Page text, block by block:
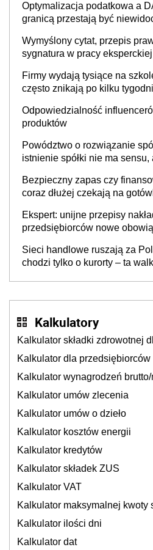
Optymalizacja podatkowa a
granicą przestają być
Wymyślony cytat, przepis
sygnatura w pracy
Firmy wydają tysiące na
często znikają po kilku
Odpowiedzialność
produktów
Powództwo o rozwiązanie
istnienie spółki nie ma
Bezpieczny zapas czy
coraz dłużej czekają na
Ekspert: unijne przepisy
przedsiębiorców nowe
Sieci handlowe ruszają za
chodzi tylko o kurorty – ta
Kalkulatory
Kalkulator składki zdrowotnej
Kalkulator dla przedsiębiorców
Kalkulator wynagrodzeń
Kalkulator umów zlecenia
Kalkulator umów o dzieło
Kalkulator kosztów energii
Kalkulator kredytów
Kalkulator składek ZUS
Kalkulator VAT
Kalkulator maksymalnej kwoty
Kalkulator ilości dni
Kalkulator dat